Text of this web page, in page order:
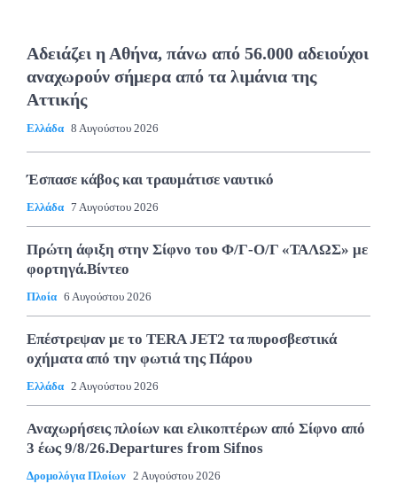
Αδειάζει η Αθήνα, πάνω από 56.000 αδειούχοι
αναχωρούν σήμερα από τα λιμάνια της
Αττικής
Ελλάδα 8 Αυγούστου 2026
Έσπασε κάβος και τραυμάτισε ναυτικό
Ελλάδα 7 Αυγούστου 2026
Πρώτη άφιξη στην Σίφνο του Φ/Γ-Ο/Γ «ΤΑΛΩΣ» με
φορτηγά.Βίντεο
Πλοία 6 Αυγούστου 2026
Επέστρεψαν με το TERA JET2 τα πυροσβεστικά
οχήματα από την φωτιά της Πάρου
Ελλάδα 2 Αυγούστου 2026
Αναχωρήσεις πλοίων και ελικοπτέρων από Σίφνο από
3 έως 9/8/26.Departures from Sifnos
Δρομολόγια Πλοίων 2 Αυγούστου 2026